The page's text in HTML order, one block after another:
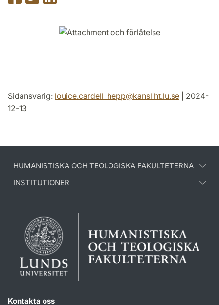
på
på
på
Sidansvarig: louice.cardell_hepp@kansliht.lu.se | 2024-
12-13
HUMANISTISKA OCH TEOLOGISKA FAKULTETERNA
INSTITUTIONER
Kontakta oss